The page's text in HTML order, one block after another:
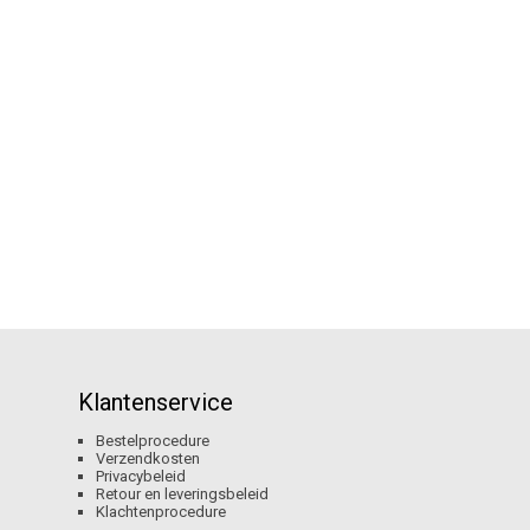
Klantenservice
Bestelprocedure
Verzendkosten
Privacybeleid
Retour en leveringsbeleid
Klachtenprocedure